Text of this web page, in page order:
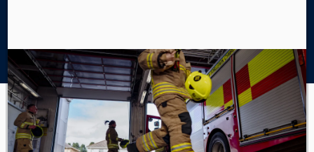
Digwyddiadau a Diogelwch y Cyhoedd
DIOGELWCH TÂN BUSNESAU